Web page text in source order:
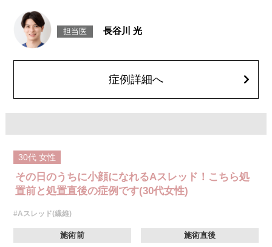
リスク、副作用：腫れ、内出血、疼痛、頭痛、引き攣れ感などが生じるこ
とがございます。また、稀ではありますが、施術部位の細菌感染症、皮膚
のよれ、繊維の突出などが生じることがございます。化膿止め・痛み止め
を処方しております。服用により、何か異常があれば服用を中止してくだ
費用：1部位 184,800円(税込)
オプション：笑気麻酔 3,300円(税込)
担当医 長谷川 光
症例詳細へ
30代 女性
その日のうちに小顔になれるAスレッド！こちら処
置前と処置直後の症例です(30代女性)
#Aスレッド(繊維)
施術前 施術直後